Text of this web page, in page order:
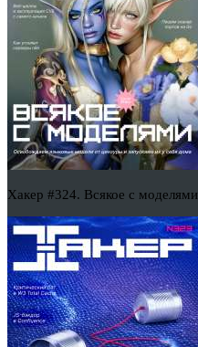
Хакер #324. Всякое с моделями